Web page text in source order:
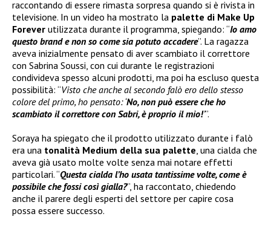
raccontando di essere rimasta sorpresa quando si è rivista in
televisione. In un video ha mostrato la palette di Make Up
Forever utilizzata durante il programma, spiegando: “Io amo
questo brand e non so come sia potuto accadere”. La ragazza
aveva inizialmente pensato di aver scambiato il correttore
con Sabrina Soussi, con cui durante le registrazioni
condivideva spesso alcuni prodotti, ma poi ha escluso questa
possibilità: “Visto che anche al secondo falò ero dello stesso
colore del primo, ho pensato: ‘No, non può essere che ho
scambiato il correttore con Sabri, è proprio il mio!’”.
Soraya ha spiegato che il prodotto utilizzato durante i falò
era una tonalità Medium della sua palette, una cialda che
aveva già usato molte volte senza mai notare effetti
particolari. “Questa cialda l’ho usata tantissime volte, come è
possibile che fossi così gialla?”, ha raccontato, chiedendo
anche il parere degli esperti del settore per capire cosa
possa essere successo.